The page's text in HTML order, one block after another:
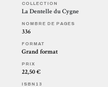
COLLECTION
La Dentelle du Cygne
NOMBRE DE PAGES
336
FORMAT
Grand format
PRIX
22,50 €
ISBN13